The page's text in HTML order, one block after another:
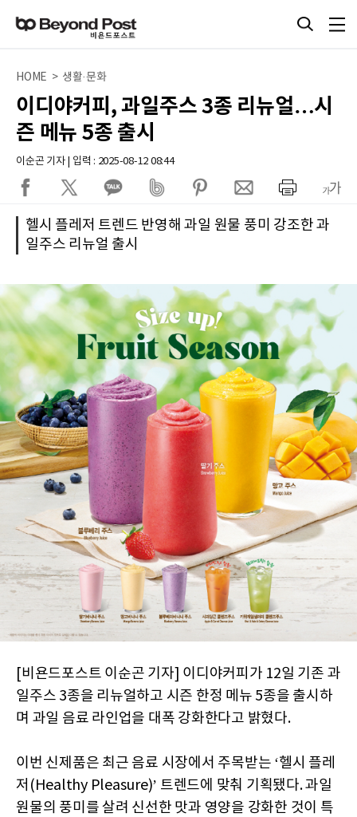
HOME > 생활·문화
이디야커피, 과일주스 3종 리뉴얼…시
즌 메뉴 5종 출시
이순곤 기자 | 입력 : 2025-08-12 08:44
헬시 플레저 트렌드 반영해 과일 원물 풍미 강조한 과
일주스 리뉴얼 출시
[비욘드포스트 이순곤 기자] 이디야커피가 12일 기존 과
일주스 3종을 리뉴얼하고 시즌 한정 메뉴 5종을 출시하
며 과일 음료 라인업을 대폭 강화한다고 밝혔다.
이번 신제품은 최근 음료 시장에서 주목받는 ‘헬시 플레
저(Healthy Pleasure)’ 트렌드에 맞춰 기획됐다. 과일
원물의 풍미를 살려 신선한 맛과 영양을 강화한 것이 특